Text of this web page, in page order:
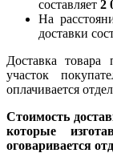
составляет 2
На
доставки
Доставка товара
участок
оплачивается
Стоимость
которые
оговаривается